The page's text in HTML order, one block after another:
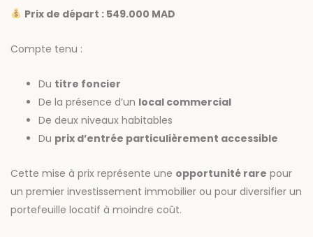
Prix de départ : 549.000 MAD
Compte tenu :
Du titre foncier
De la présence d’un local commercial
De deux niveaux habitables
Du prix d’entrée particulièrement accessible
Cette mise à prix représente une opportunité rare pour
un premier investissement immobilier ou pour diversifier un
portefeuille locatif à moindre coût.